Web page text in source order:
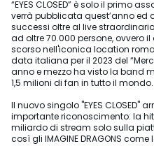
“EYES CLOSED” è solo il primo
verrà pubblicata quest’anno ed
successi oltre al live
ad oltre 70.000 persone, ovvero
scorso nell'iconica location
data italiana per il 2023 del
anno e mezzo ha visto la band
1,5 milioni di fan in tutto il mondo.
Il nuovo singolo "EYES CLOSED"
importante riconoscimento: la
miliardo di stream solo sulla
così gli IMAGINE DRAGONS